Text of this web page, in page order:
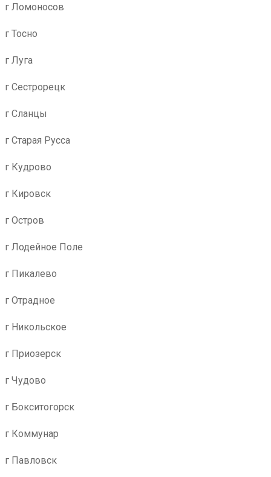
г Ломоносов
г Тосно
г Луга
г Сестрорецк
г Сланцы
г Старая Русса
г Кудрово
г Кировск
г Остров
г Лодейное Поле
г Пикалево
г Отрадное
г Никольское
г Приозерск
г Чудово
г Бокситогорск
г Коммунар
г Павловск